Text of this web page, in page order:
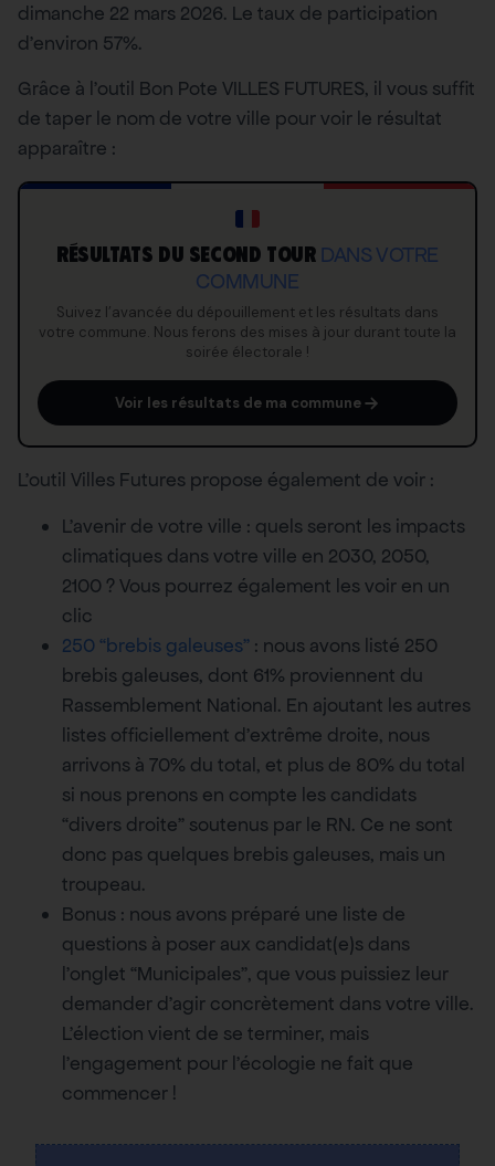
dimanche 22 mars 2026. Le taux de participation
d’environ 57%.
Grâce à l’outil Bon Pote VILLES FUTURES, il vous suffit
de taper le nom de votre ville pour voir le résultat
apparaître :
RÉSULTATS DU SECOND TOUR DANS VOTRE
COMMUNE
Suivez l’avancée du dépouillement et les résultats dans
votre commune. Nous ferons des mises à jour durant toute la
soirée électorale !
Voir les résultats de ma commune
L’outil Villes Futures propose également de voir :
L’avenir de votre ville : quels seront les impacts
climatiques dans votre ville en 2030, 2050,
2100 ? Vous pourrez également les voir en un
clic
250 “brebis galeuses” : nous avons listé 250
brebis galeuses, dont 61% proviennent du
Rassemblement National. En ajoutant les autres
listes officiellement d’extrême droite, nous
arrivons à 70% du total, et plus de 80% du total
si nous prenons en compte les candidats
“divers droite” soutenus par le RN. Ce ne sont
donc pas quelques brebis galeuses, mais un
troupeau.
Bonus : nous avons préparé une liste de
questions à poser aux candidat(e)s dans
l’onglet “Municipales”, que vous puissiez leur
demander d’agir concrètement dans votre ville.
L’élection vient de se terminer, mais
l’engagement pour l’écologie ne fait que
commencer !